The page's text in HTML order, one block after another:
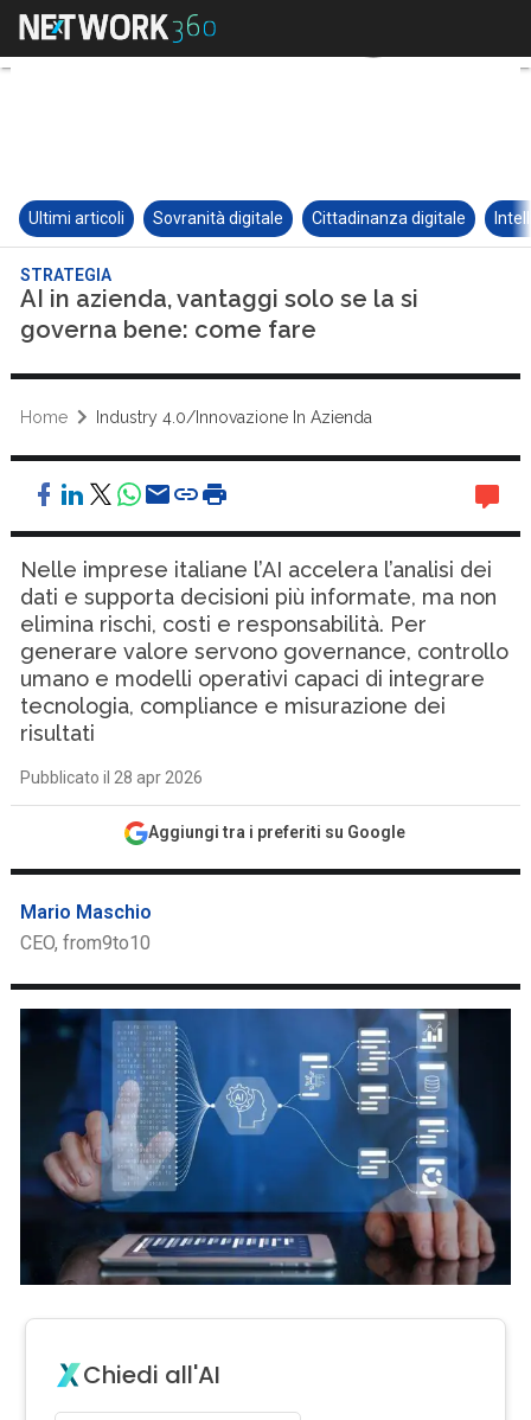
Ultimi articoli Sovranità digitale Cittadinanza digitale
STRATEGIA
AI in azienda, vantaggi solo se la si
governa bene: come fare
Home Industry 4.0/Innovazione In Azienda
Nelle imprese italiane l’AI accelera l’analisi dei
dati e supporta decisioni più informate, ma non
elimina rischi, costi e responsabilità. Per
generare valore servono governance, controllo
umano e modelli operativi capaci di integrare
tecnologia, compliance e misurazione dei
risultati
Pubblicato il 28 apr 2026
Aggiungi tra i preferiti su Google
Mario Maschio
CEO, from9to10
Chiedi all'AI